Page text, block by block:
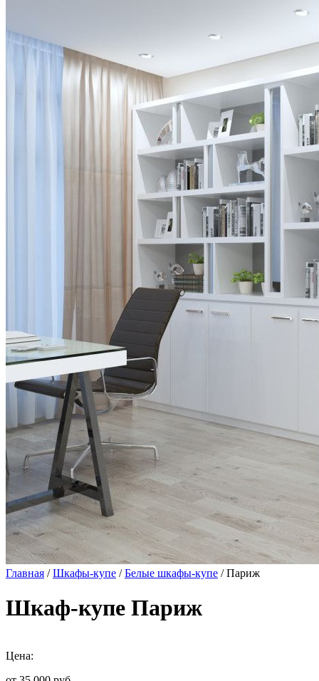
Главная /Шкафы-купе /Белые шкафы-купе / Париж
Шкаф-купе Париж
Цена: